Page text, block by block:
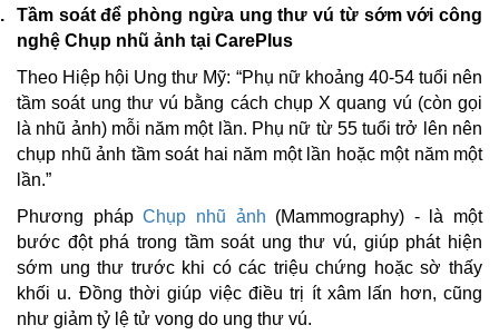
Tầm soát để phòng ngừa ung thư vú từ sớm với công
nghệ Chụp nhũ ảnh tại CarePlus
Theo Hiệp hội Ung thư Mỹ: “Phụ nữ khoảng 40-54 tuổi nên
tầm soát ung thư vú bằng cách chụp X quang vú (còn gọi
là nhũ ảnh) mỗi năm một lần. Phụ nữ từ 55 tuổi trở lên nên
chụp nhũ ảnh tầm soát hai năm một lần hoặc một năm một
lần.”
Phương phápChụp nhũ ảnh (Mammography) - là một
bước đột phá trong tầm soát ung thư vú, giúp phát hiện
sớm ung thư trước khi có các triệu chứng hoặc sờ thấy
khối u. Đồng thời giúp việc điều trị ít xâm lấn hơn, cũng
như giảm tỷ lệ tử vong do ung thư vú.